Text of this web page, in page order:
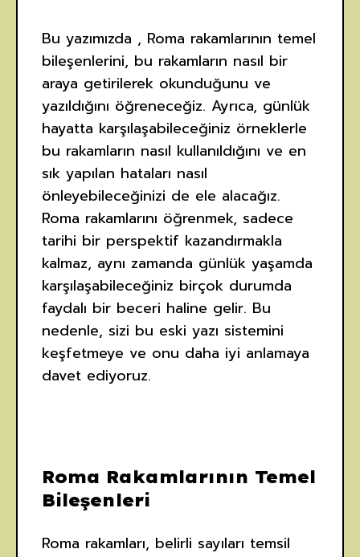
Bu yazımızda , Roma rakamlarının temel
bileşenlerini, bu rakamların nasıl bir
araya getirilerek okunduğunu ve
yazıldığını öğreneceğiz. Ayrıca, günlük
hayatta karşılaşabileceğiniz örneklerle
bu rakamların nasıl kullanıldığını ve en
sık yapılan hataları nasıl
önleyebileceğinizi de ele alacağız.
Roma rakamlarını öğrenmek, sadece
tarihi bir perspektif kazandırmakla
kalmaz, aynı zamanda günlük yaşamda
karşılaşabileceğiniz birçok durumda
faydalı bir beceri haline gelir. Bu
nedenle, sizi bu eski yazı sistemini
keşfetmeye ve onu daha iyi anlamaya
davet ediyoruz.
Roma Rakamlarının Temel
Bileşenleri
Roma rakamları, belirli sayıları temsil